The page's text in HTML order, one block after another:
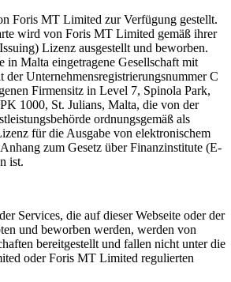
Foris MT Limited zur Verfügung gestellt.
wird von Foris MT Limited gemäß ihrer
Lizenz ausgestellt und beworben.
Malta eingetragene Gesellschaft mit
der Unternehmensregistrierungsnummer C
Firmensitz in Level 7, Spinola Park,
1000, St. Julians, Malta, die von der
ordnungsgemäß als
für die Ausgabe von elektronischem
zum Gesetz über Finanzinstitute (E-
ist.
Services, die auf dieser Webseite oder der
und beworben werden, werden von
bereitgestellt und fallen nicht unter die
oder Foris MT Limited regulierten